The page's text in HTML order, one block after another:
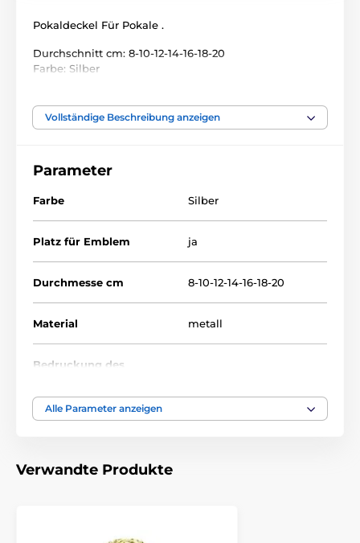
Pokaldeckel Für Pokale .
Durchschnitt cm: 8-10-12-14-16-18-20
Farbe: Silber
Vollständige Beschreibung anzeigen
Parameter
Farbe Silber
Platz für Emblem ja
Durchmesse cm 8-10-12-14-16-18-20
Material metall
Bedruckung des
Alle Parameter anzeigen
Verwandte Produkte